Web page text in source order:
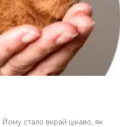
стало вкрай цікаво, як